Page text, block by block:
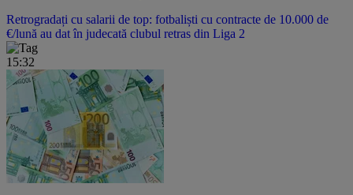
Retrogradați cu salarii de top: fotbaliști cu contracte de 10.000 de
€/lună au dat în judecată clubul retras din Liga 2
15:32